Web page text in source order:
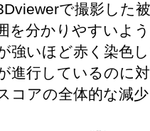
で撮影した
を分かりやすいよ
強いほど赤く染色
進行しているのに
コアの全体的な減